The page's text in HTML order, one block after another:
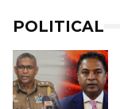
POLITICAL